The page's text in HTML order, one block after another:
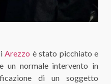
Arezzo è stato picchiato e
un normale intervento in
di un soggetto